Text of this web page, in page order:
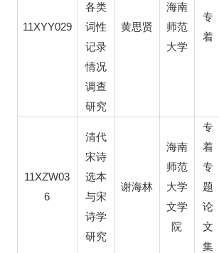
11XYY029
各类
词性
记录
情况
调查
研究
黄思贤
海南
师范
大学
专
着
11XZW03
6
清代
宋诗
选本
与宋
诗学
研究
谢海林
海南
师范
大学
文学
院
专
着
专
题
论
文
集